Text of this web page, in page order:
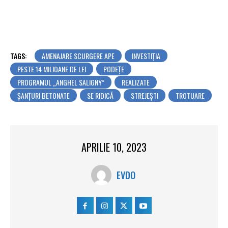
TAGS: AMENAJARE SCURGERE APE
INVESTIȚIA
PESTE 14 MILIOANE DE LEI
PODEȚE
PROGRAMUL „ANGHEL SALIGNY”
REALIZATE
ȘANȚURI BETONATE
SE RIDICĂ STREJEȘTI TROTUARE
APRILIE 10, 2023
EVDO